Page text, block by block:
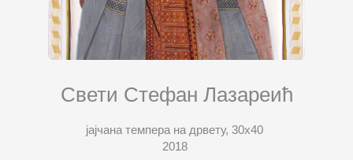
Свети Стефан Лазареић
јајчана темпера на дрвету, 30х40
2018